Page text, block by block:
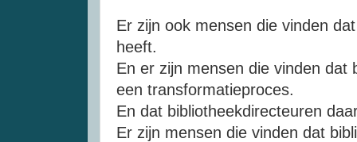
Er zijn ook mensen die vinden
heeft.
En er zijn mensen die vinden dat
een transformatieproces.
En dat bibliotheekdirecteuren
Er zijn mensen die vinden dat